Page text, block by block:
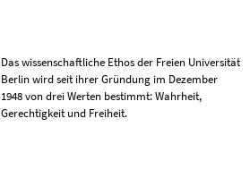
Das wissenschaftliche Ethos der Freien Universität
Berlin wird seit ihrer Gründung im Dezember
1948 von drei Werten bestimmt: Wahrheit,
Gerechtigkeit und Freiheit.